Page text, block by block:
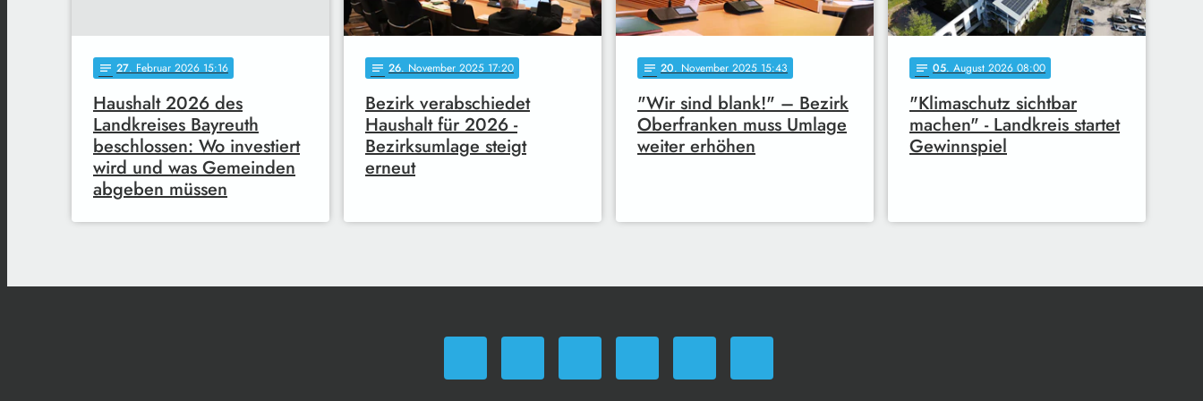
notes 27. Februar 2026 15:16
Haushalt 2026 des
Landkreises Bayreuth
beschlossen: Wo investiert
wird und was Gemeinden
abgeben müssen
notes 26. November 2025 17:20
Bezirk verabschiedet
Haushalt für 2026 -
Bezirksumlage steigt
erneut
notes 20. November 2025 15:43
"Wir sind blank!" – Bezirk
Oberfranken muss Umlage
weiter erhöhen
notes 05. August 2026 08:00
"Klimaschutz sichtbar
machen" - Landkreis startet
Gewinnspiel